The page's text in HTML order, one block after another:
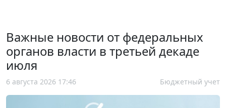
Важные новости от федеральных
органов власти в третьей декаде
июля
6 августа 2026 17:46 Бюджетный учет